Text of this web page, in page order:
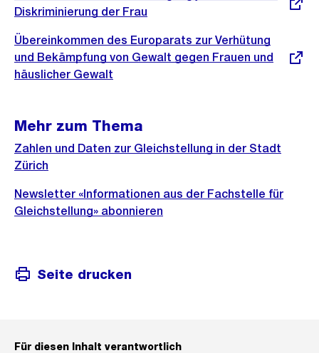
Link:
Diskriminierung der Frau
Externer
Link:
Übereinkommen des Europarats zur Verhütung
und Bekämpfung von Gewalt gegen Frauen und
häuslicher Gewalt
Mehr zum Thema
Zahlen und Daten zur Gleichstellung in der Stadt
Zürich
Newsletter «Informationen aus der Fachstelle für
Gleichstellung» abonnieren
Seite drucken
Für diesen Inhalt verantwortlich